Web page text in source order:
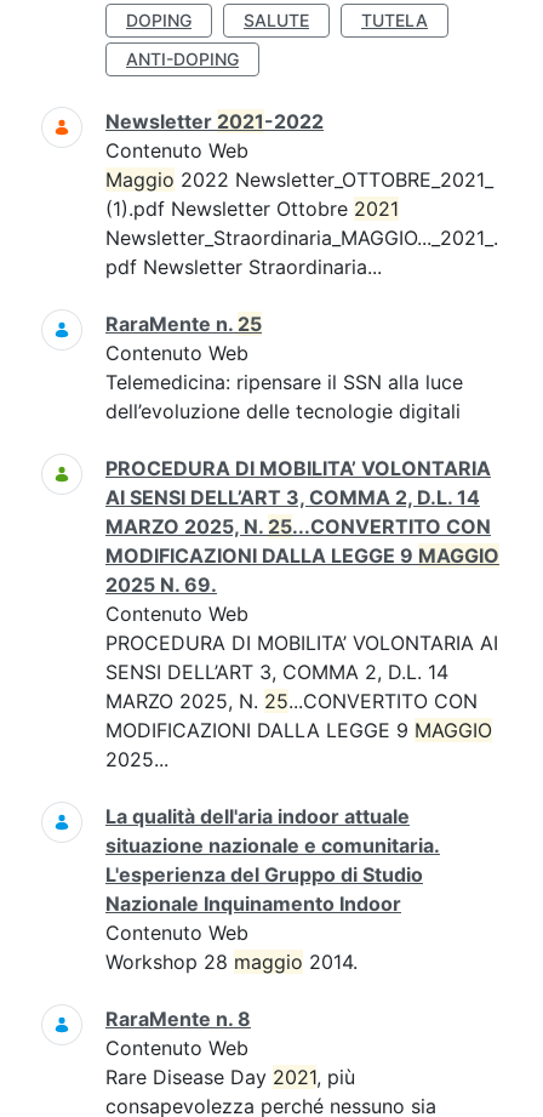
DOPING SALUTE
TUTELA
ANTI-DOPING
Newsletter 2021-2022
Contenuto Web
Maggio 2022 Newsletter_OTTOBRE_2021_
(1).pdf Newsletter Ottobre 2021
Newsletter_Straordinaria_MAGGIO..._2021_.
pdf Newsletter Straordinaria...
RaraMente n. 25
Contenuto Web
Telemedicina: ripensare il SSN alla luce
dell’evoluzione delle tecnologie digitali
PROCEDURA DI MOBILITA’ VOLONTARIA
AI SENSI DELL’ART 3, COMMA 2, D.L. 14
MARZO 2025, N. 25...CONVERTITO CON
MODIFICAZIONI DALLA LEGGE 9 MAGGIO
2025 N. 69.
Contenuto Web
PROCEDURA DI MOBILITA’ VOLONTARIA AI
SENSI DELL’ART 3, COMMA 2, D.L. 14
MARZO 2025, N. 25...CONVERTITO CON
MODIFICAZIONI DALLA LEGGE 9 MAGGIO
2025...
La qualità dell'aria indoor attuale
situazione nazionale e comunitaria.
L'esperienza del Gruppo di Studio
Nazionale Inquinamento Indoor
Contenuto Web
Workshop 28 maggio 2014.
RaraMente n. 8
Contenuto Web
Rare Disease Day 2021, più
consapevolezza perché nessuno sia